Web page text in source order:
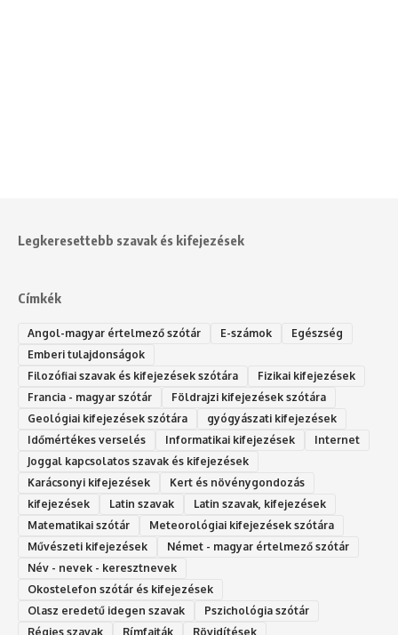
Legkeresettebb szavak és kifejezések
Címkék
Angol-magyar értelmező szótár E-számok
Egészség
Emberi tulajdonságok
Filozófiai szavak és kifejezések szótára
Fizikai kifejezések
Francia - magyar szótár
Földrajzi kifejezések szótára
Geológiai kifejezések szótára
gyógyászati kifejezések
Időmértékes verselés
Informatikai kifejezések
Internet
Joggal kapcsolatos szavak és kifejezések
Karácsonyi kifejezések
Kert és növénygondozás
kifejezések
Latin szavak
Latin szavak, kifejezések
Matematikai szótár
Meteorológiai kifejezések szótára
Művészeti kifejezések
Német - magyar értelmező szótár
Név - nevek - keresztnevek
Okostelefon szótár és kifejezések
Olasz eredetű idegen szavak
Ps‮gólohciz‬ia s‮átóz‬r
Régies szavak
Rímfajták Rövidítések